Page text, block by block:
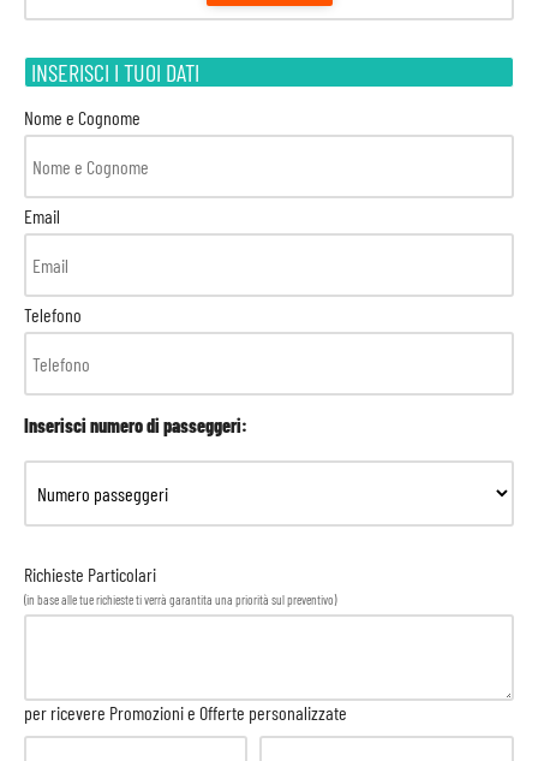
INSERISCI I TUOI DATI
Nome e Cognome
Email
Telefono
Inserisci numero di passeggeri:
Richieste Particolari
(in base alle tue richieste ti verrà garantita una priorità sul preventivo)
per ricevere Promozioni e Offerte personalizzate